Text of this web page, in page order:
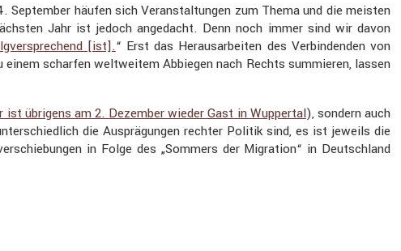
häufen sich Veran­stal­tungen zum Thema und die meisten
Jahr ist jedoch angedacht. Denn noch immer sind wir davon
[ist].“ Erst das Heraus­ar­beiten des Verbin­denden von
scharfen weltweitem Abbiegen nach Rechts summieren, lassen
ist übrigens am 2. Dezember wieder Gast in Wuppertal), sondern auch
die Ausprä­gungen rechter Politik sind, es ist jeweils die
in Folge des „Sommers der Migra­tion“ in Deutsch­land